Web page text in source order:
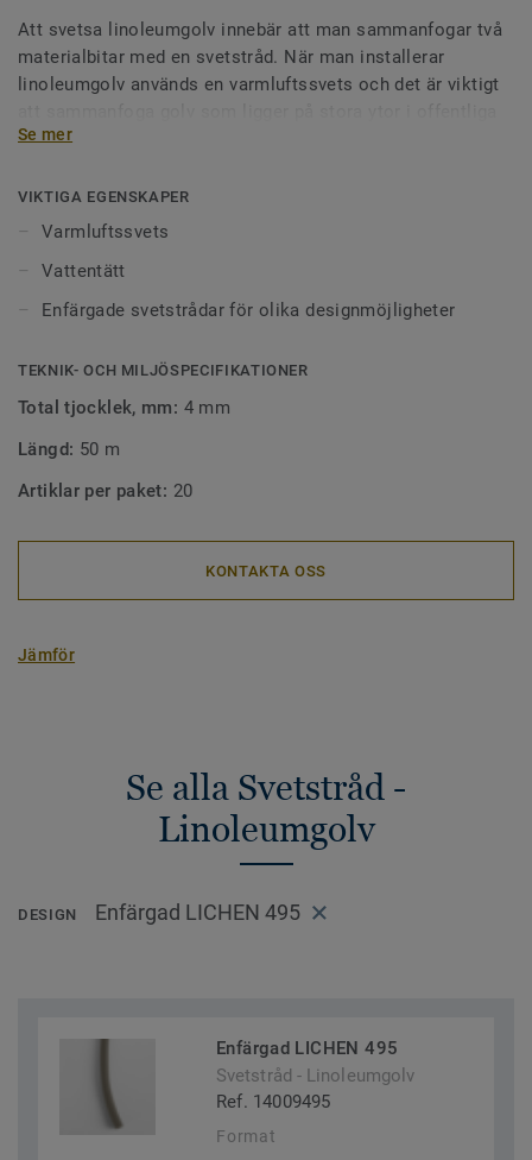
Att svetsa linoleumgolv innebär att man sammanfogar två
materialbitar med en svetstråd. När man installerar
linoleumgolv används en varmluftssvets och det är viktigt
miljöer för en perfekt finish.
Ytor som är sammanfogade med svetstråd är lätta att hålla
golven. Våra svetstrådar finns i alla möjliga färger. De kan
framhäva, kontrastrera , dölja eller gå ton i ton med
materialen de sammanfogar.
Se mer
VIKTIGA EGENSKAPER
Varmluftssvets
Vattentätt
Enfärgade svetstrådar för olika designmöjligheter
TEKNIK- OCH MILJÖSPECIFIKATIONER
Total tjocklek, mm: 4 mm
Längd: 50 m
Artiklar per paket: 20
KONTAKTA OSS
Jämför
Se alla Svetstråd -
Linoleumgolv
DESIGN Enfärgad LICHEN 495
Enfärgad LICHEN 495
Svetstråd - Linoleumgolv
Ref. 14009495
Format